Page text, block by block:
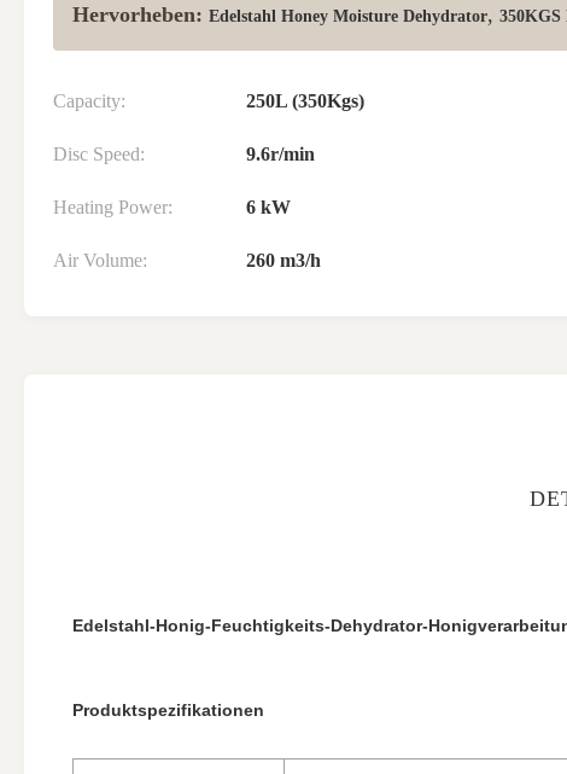
Hervorheben: Edelstahl Honey Moisture Dehydrator, 350KGS
Capacity: 250L (350Kgs)
Disc Speed: 9.6r/min
Heating Power: 6 kW
Air Volume: 260 m3/h
Edelstahl-Honig-Feuchtigkeits-Dehydrator-
Produktspezifikationen